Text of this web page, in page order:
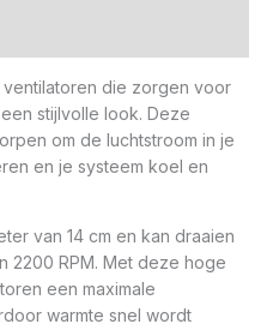
die zorgen voor
stijlvolle look. Deze
om de luchtstroom in je
en je systeem koel en
van 14 cm en kan draaien
2200 RPM. Met deze hoge
een maximale
warmte snel wordt